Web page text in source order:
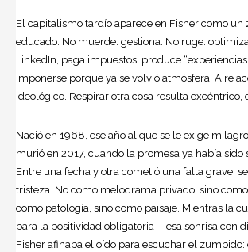
El capitalismo tardío aparece en Fisher como un
educado. No muerde: gestiona. No ruge:
LinkedIn, paga impuestos, produce
imponerse porque ya se volvió atmósfera. Aire
ideológico. Respirar otra cosa resulta excéntrico,
Nació en 1968, ese año al que se le exige
murió en 2017, cuando la promesa ya había sido
Entre una fecha y otra cometió una falta grave:
tristeza. No como melodrama privado, sino
como patología, sino como paisaje. Mientras la
para la positividad obligatoria —esa sonrisa con
Fisher afinaba el oído para escuchar el zumbido: